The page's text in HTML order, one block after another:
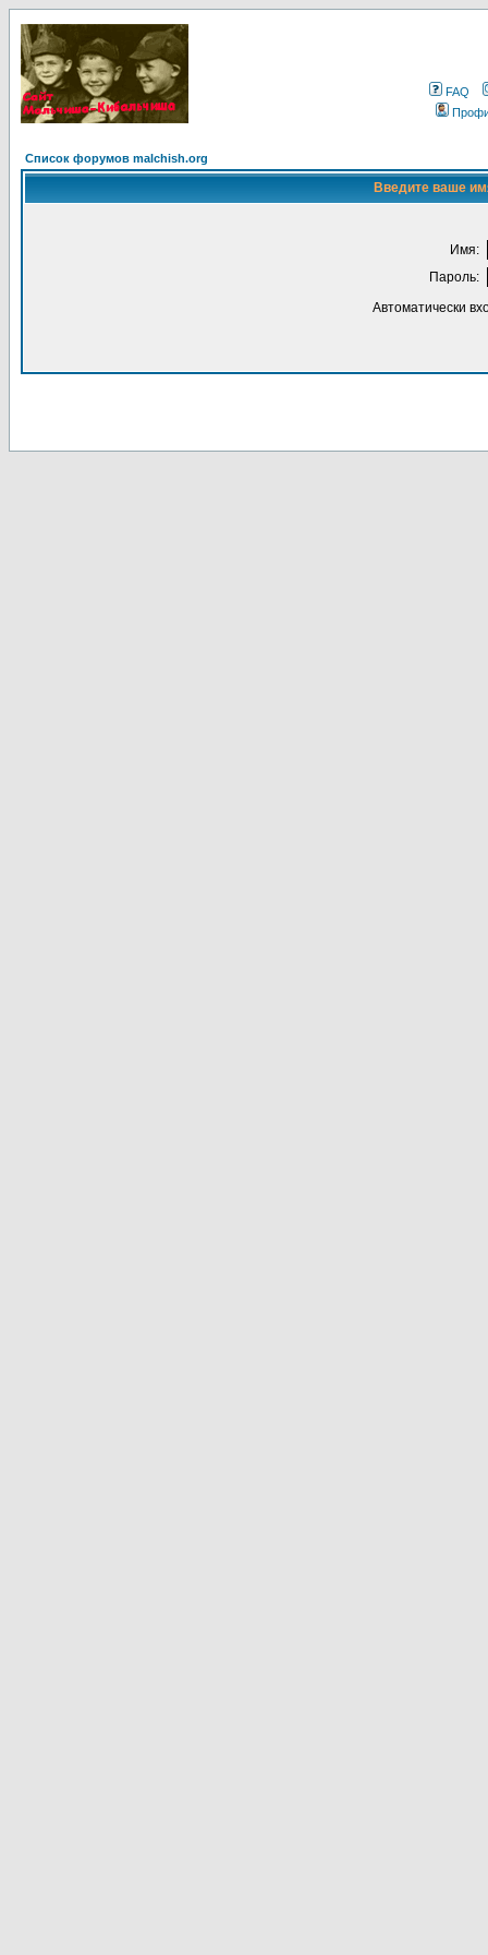
FAQ
Список форумов malchish.org
Введите ваше
Имя:
Пароль:
Автоматически